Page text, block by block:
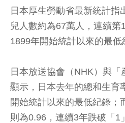
日本厚生勞動省最新統計指
兒人數約為67萬人，連續第
1899年開始統計以來的最低
日本放送協會（NHK）與
顯示，日本去年的總和生育
開始統計以來的最低紀錄；
則為0.96，連續3年跌破「1